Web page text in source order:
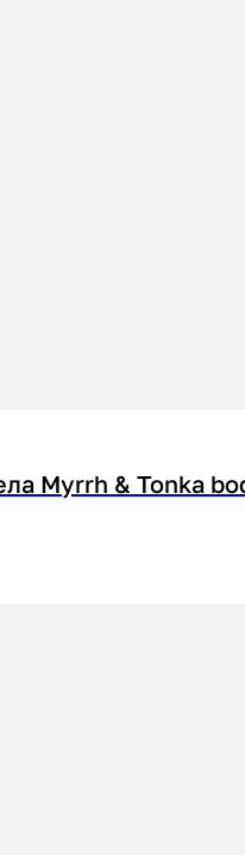
Myrrh & Tonka